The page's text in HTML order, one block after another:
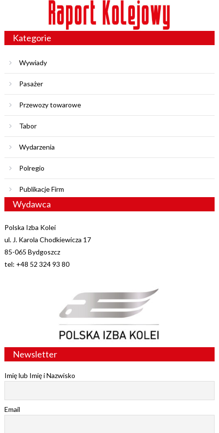
Kategorie
Wywiady
Pasażer
Przewozy towarowe
Tabor
Wydarzenia
Polregio
Publikacje Firm
Wydawca
Polska Izba Kolei
ul. J. Karola Chodkiewicza 17
85-065 Bydgoszcz
tel: +48 52 324 93 80
Newsletter
Imię lub Imię i Nazwisko
Email